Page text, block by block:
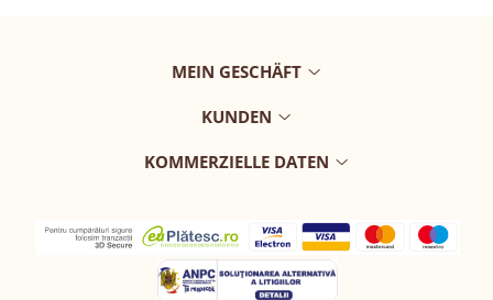
MEIN GESCHÄFT
KUNDEN
KOMMERZIELLE DATEN